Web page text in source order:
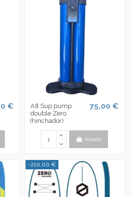
€
A8 Sup pump
double Zero
(hinchador)
75,00 €
Añadir
-210,00 €